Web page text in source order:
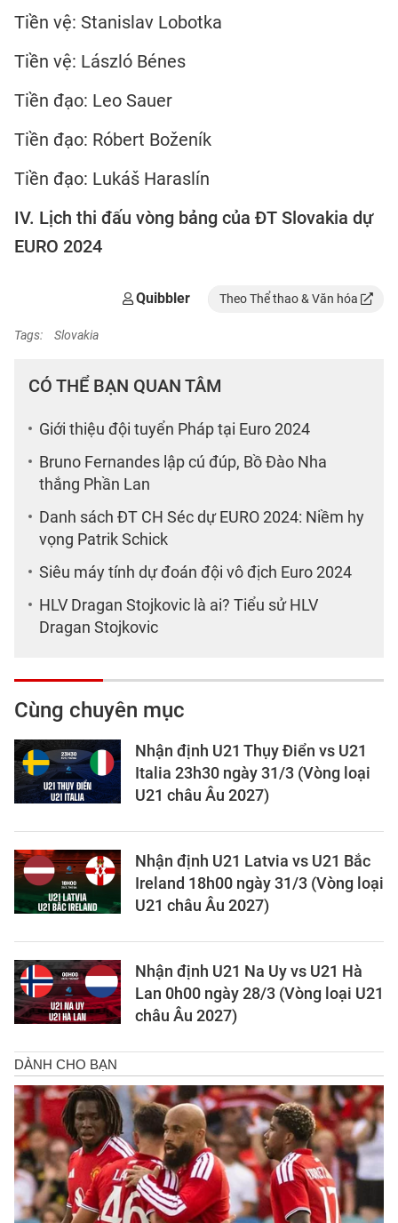
Tiền vệ: Stanislav Lobotka
Tiền vệ: László Bénes
Tiền đạo: Leo Sauer
Tiền đạo: Róbert Boženík
Tiền đạo: Lukáš Haraslín
IV. Lịch thi đấu vòng bảng của ĐT Slovakia dự
EURO 2024
Quibbler Theo Thể thao & Văn hóa
Tags: Slovakia
CÓ THỂ BẠN QUAN TÂM
Giới thiệu đội tuyển Pháp tại Euro 2024
Bruno Fernandes lập cú đúp, Bồ Đào Nha
thắng Phần Lan
Danh sách ĐT CH Séc dự EURO 2024: Niềm hy
vọng Patrik Schick
Siêu máy tính dự đoán đội vô địch Euro 2024
HLV Dragan Stojkovic là ai? Tiểu sử HLV
Dragan Stojkovic
Cùng chuyên mục
Nhận định U21 Thụy Điển vs U21
Italia 23h30 ngày 31/3 (Vòng loại
U21 châu Âu 2027)
Nhận định U21 Latvia vs U21 Bắc
Ireland 18h00 ngày 31/3 (Vòng loại
U21 châu Âu 2027)
Nhận định U21 Na Uy vs U21 Hà
Lan 0h00 ngày 28/3 (Vòng loại U21
châu Âu 2027)